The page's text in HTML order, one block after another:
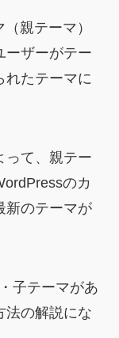
親テーマ）
ーザーがテー
れたテーマに
って、親テー
のカ
新のテーマが
子テーマがあ
法の解説にな